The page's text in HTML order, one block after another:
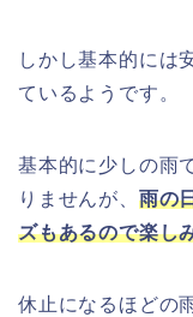
しかし基本的には
ているようです。
基本的に少しの雨
りませんが、 雨の
ズもあるので楽し
休止になるほどの